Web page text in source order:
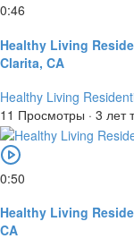
0:46
Healthy Living
Clarita, CA
Healthy Living
11 Просмотры · 3 лет
0:50
Healthy Living
CA